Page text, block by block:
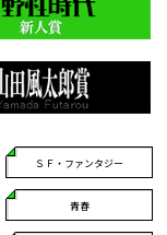
ＳＦ・ファンタジー
青春